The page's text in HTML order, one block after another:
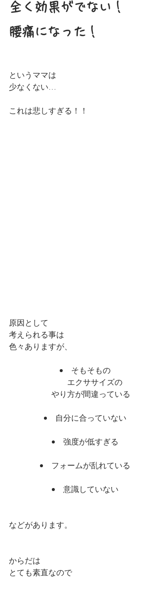
全く効果がでない！
腰痛になった！
というママは
少なくない…
これは悲しすぎる！！
原因として
考えられる事は
色々ありますが、
そもそもの
エクササイズの
やり方が間違っている
自分に合っていない
強度が低すぎる
フォームが乱れている
意識していない
などがあります。
からだは
とても素直なので